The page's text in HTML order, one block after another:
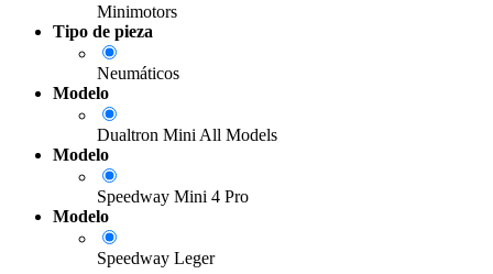
Minimotors
Tipo de pieza
Neumáticos
Modelo
Dualtron Mini All Models
Modelo
Speedway Mini 4 Pro
Modelo
Speedway Leger